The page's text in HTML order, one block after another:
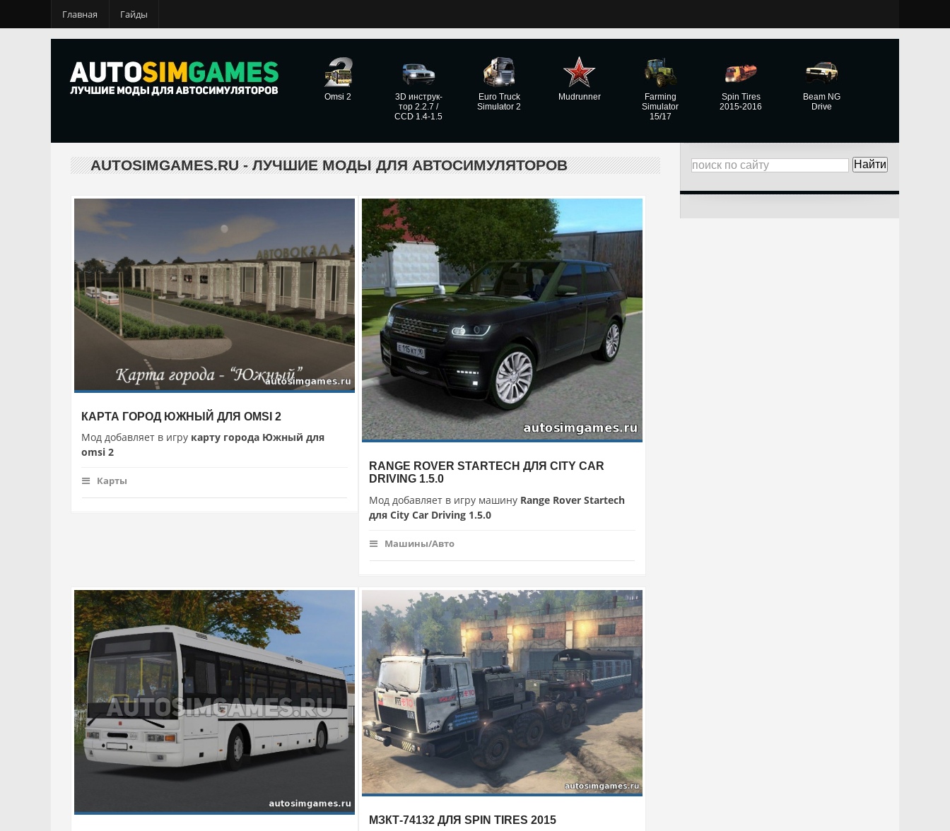
Главная Гайды
Omsi 2
3D инструк­
тор 2.2.7 /
CCD 1.4-1.5
Euro Truck
Simulator 2
Mudrunner
Farming
Simulator
15/17
Spin Tires
2015-2016
Beam NG
Drive
AUTOSIMGAMES.RU - ЛУЧШИЕ МОДЫ ДЛЯ АВТОСИМУЛЯТОРОВ
КАРТА ГОРОД ЮЖНЫЙ ДЛЯ OMSI 2
Мод добавляет в игру карту города Южный для
omsi 2
Карты
RANGE ROVER STARTECH ДЛЯ CITY CAR
DRIVING 1.5.0
Мод добавляет в игру машину Range Rover Startech
для City Car Driving 1.5.0
Машины/Авто
МЗКТ-74132 ДЛЯ SPIN TIRES 2015